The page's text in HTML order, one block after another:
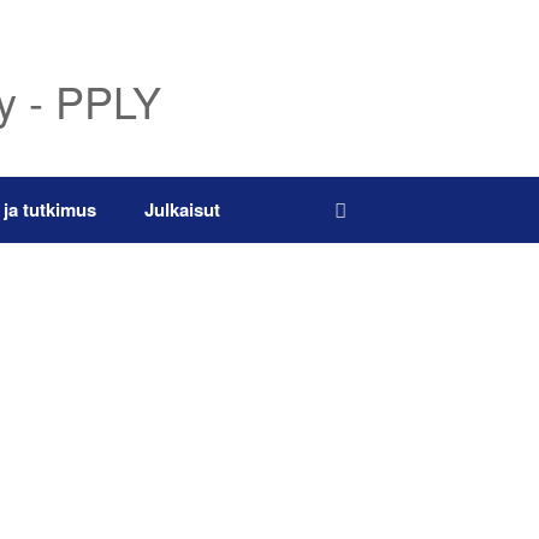
- PPLY
tutkimus Julkaisut